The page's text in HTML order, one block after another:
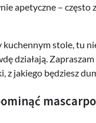
apetyczne – często
stole, tu
działają.
z jakiego będziesz